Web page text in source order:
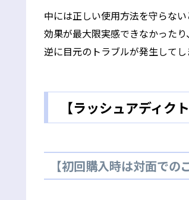
中には正しい使用方法を守らない
効果が最大限実感できなかったり、
逆に目元のトラブルが発生してし
【ラッシュアディク
【初回購入時は対面での